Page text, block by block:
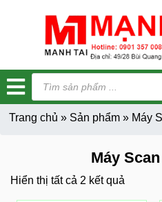
Tìm
kiếm
sản
phẩm
Trang chủ » Sản phẩm» Máy
Máy
Hiển thị tất cả 2 kết quả